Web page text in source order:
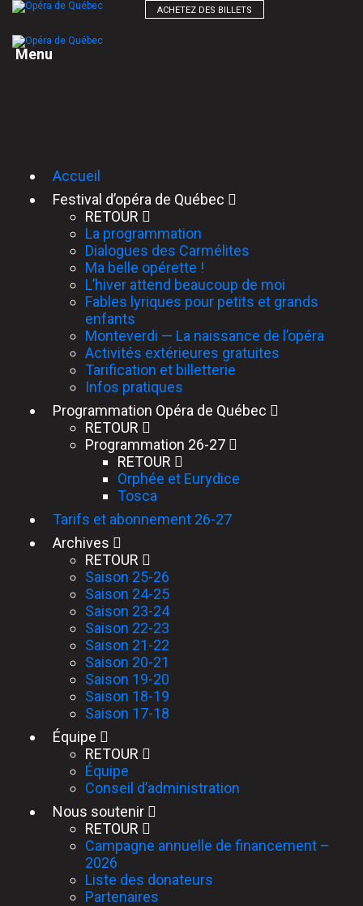
ACHETEZ DES BILLETS
Menu
Accueil
Festival d’opéra de Québec
RETOUR
La programmation
Dialogues des Carmélites
Ma belle opérette !
L’hiver attend beaucoup de moi
Fables lyriques pour petits et grands
enfants
Monteverdi — La naissance de l’opéra
Activités extérieures gratuites
Tarification et billetterie
Infos pratiques
Programmation Opéra de Québec
RETOUR
Programmation 26-27
RETOUR
Orphée et Eurydice
Tosca
Tarifs et abonnement 26-27
Archives
RETOUR
Saison 25-26
Saison 24-25
Saison 23-24
Saison 22-23
Saison 21-22
Saison 20-21
Saison 19-20
Saison 18-19
Saison 17-18
Équipe
RETOUR
Équipe
Conseil d’administration
Nous soutenir
RETOUR
Campagne annuelle de financement –
2026
Liste des donateurs
Partenaires